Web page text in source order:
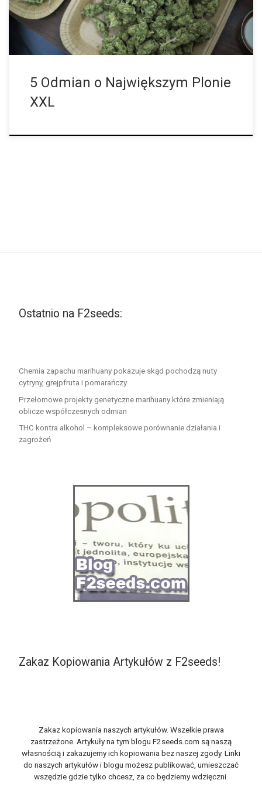
pomagają im osiągnąć pełnię tego potencjału. Poniżej znajduje
się pięć odmian z genetyką, która posiada predyspozycje do
dużych plonów. 1. White […]
5 Odmian o Największym Plonie
XXL
Ostatnio na F2seeds:
Chemia zapachu marihuany pokazuje skąd pochodzą nuty
cytryny, grejpfruta i pomarańczy
Przełomowe projekty genetyczne marihuany które zmieniają
oblicze współczesnych odmian
THC kontra alkohol – kompleksowe porównanie działania i
zagrożeń
Zakaz Kopiowania Artykułów z F2seeds!
Zakaz kopiowania naszych artykułów. Wszelkie prawa
zastrzeżone. Artykuły na tym blogu F2seeds.com są naszą
własnością i zakazujemy ich kopiowania bez naszej zgody. Linki
do naszych artykułów i blogu możesz publikować, umieszczać
wszędzie gdzie tylko chcesz, za co będziemy wdzięczni.